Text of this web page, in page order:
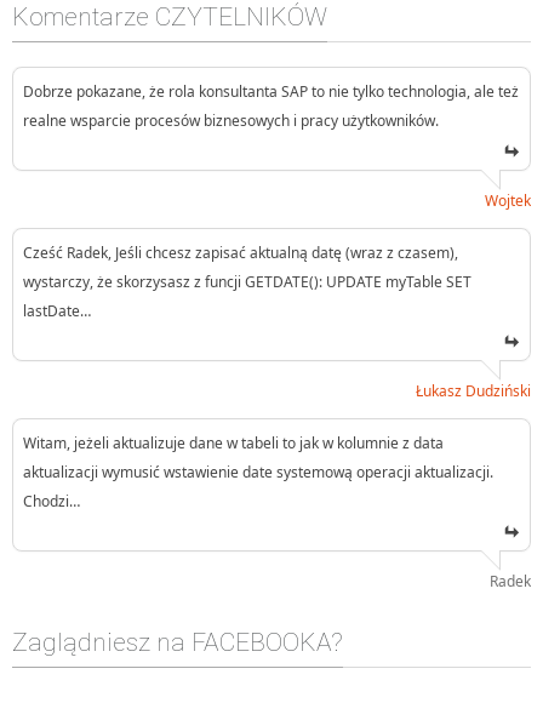
Komentarze CZYTELNIKÓW
Dobrze pokazane, że rola konsultanta SAP to nie tylko technologia, ale też
realne wsparcie procesów biznesowych i pracy użytkowników.
Wojtek
Cześć Radek, Jeśli chcesz zapisać aktualną datę (wraz z czasem),
wystarczy, że skorzysasz z funcji GETDATE(): UPDATE myTable SET
lastDate…
Łukasz Dudziński
Witam, jeżeli aktualizuje dane w tabeli to jak w kolumnie z data
aktualizacji wymusić wstawienie date systemową operacji aktualizacji.
Chodzi…
Radek
Zaglądniesz na FACEBOOKA?